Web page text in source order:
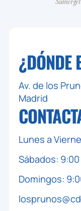
¿DÓNDE
Av. de los
Madrid
Lunes a
Sábados: 9:00
Domingos: